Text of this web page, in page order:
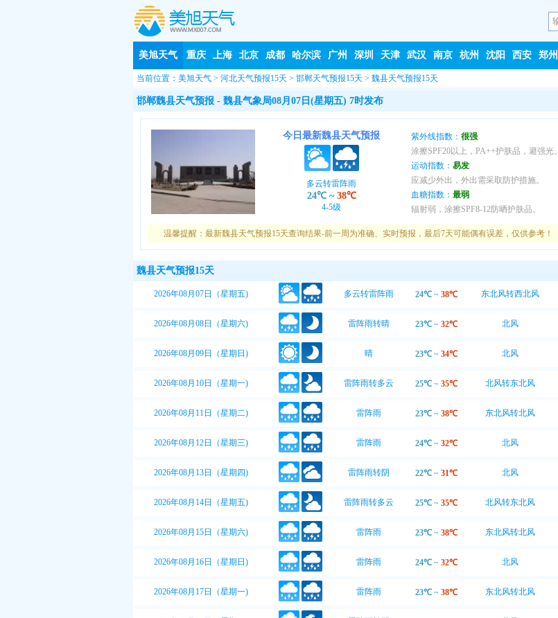
美旭天气 重庆 上海 北京 成都 哈尔滨 广州 深圳 天津 武汉 南京 杭州 沈阳 西安 郑州
当前位置： 美旭天气 > 河北天气预报15天 > 邯郸天气预报15天 > 魏县天气预报15天
邯郸魏县天气预报 - 魏县气象局08月07日(星期五) 7时发布
今日最新魏县天气预报
多云转雷阵雨
24℃~ 38℃
4-5级
紫外线指数： 很强
涂擦SPF20以上，PA++护肤品，避强光。
运动指数： 易发
应减少外出，外出需采取防护措施。
血糖指数： 最弱
辐射弱，涂擦SPF8-12防晒护肤品。
温馨提醒：最新魏县天气预报15天查询结果-前一周为准确、实时预报，最后7天可能偶有误差，仅供参考！
魏县天气预报15天
2026年08月07日（星期五) 多云转雷阵雨 24℃ ~ 38℃ 东北风转西北风
2026年08月08日（星期六) 雷阵雨转晴 23℃ ~ 32℃ 北风
2026年08月09日（星期日) 晴 23℃ ~ 34℃ 北风
2026年08月10日（星期一) 雷阵雨转多云 25℃ ~ 35℃ 北风转东北风
2026年08月11日（星期二) 雷阵雨 23℃ ~ 38℃ 东北风转北风
2026年08月12日（星期三) 雷阵雨 24℃ ~ 32℃ 北风
2026年08月13日（星期四) 雷阵雨转阴 22℃ ~ 31℃ 北风
2026年08月14日（星期五) 雷阵雨转多云 25℃ ~ 35℃ 北风转东北风
2026年08月15日（星期六) 雷阵雨 23℃ ~ 38℃ 东北风转北风
2026年08月16日（星期日) 雷阵雨 24℃ ~ 32℃ 北风
2026年08月17日（星期一) 雷阵雨 23℃ ~ 38℃ 东北风转北风